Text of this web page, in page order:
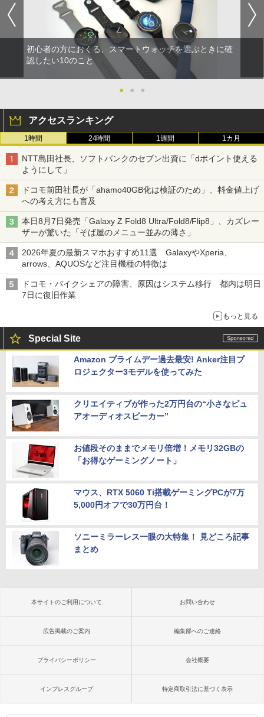
初心者の方におくる、スマートウォッチを選ぶときに確
認したい10のこと
● ● ●
アクセスランキング
1時間 24時間 1週間 1カ月
NTT島田社長、ソフトバンクのセブン出資に「dポイント使える
ようにして」
ドコモ前田社長が「ahamo40GB化は検証のため」、料金値上げ
への考え方にも言及
本日8月7日発売「Galaxy Z Fold8 Ultra/Fold8/Flip8」、カズレー
ザーが驚いた「そば屋のメニュー並みの薄さ」
2026年夏の最新スマホおすすめ11選 GalaxyやXperia、
arrows、AQUOSなど注目機種の特徴は
ドコモ・バイクシェアの障害、原因はシステム移行 都内は明日
7日に復旧作業
もっと見る
Special Site
Amazon プライムデー過去最安! Anker注目プ
ロジェクター3モデルを使ってみた
クリエイティブが作った2万円台の“小さなピュ
アオーディオスピーカー”
お値段そのままでメモリ倍増！メモリ32GBの
「お得なゲーミングノート」
マウス、RTX 5060 Ti搭載ゲーミングPCが7万
5,000円オフで30万円台！
ソニーミラーレス一眼の大特集！ 見どころ記事
まとめ
本サイトのご利用について お問い合わせ
広告掲載のご案内 編集部へのご連絡
プライバシーポリシー 会社概要
インプレスグループ 特定商取引法に基づく表示